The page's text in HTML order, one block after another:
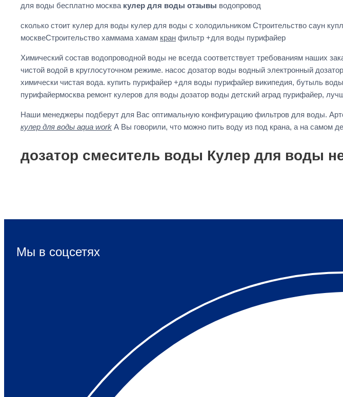
для воды бесплатно москва кулер для воды отзывы водопровод
сколько стоит кулер для воды кулер для воды с холодильником Строительство саун
москвеСтроительство хаммама хамам кран фильтр +для воды пурифайер
Химический состав водопроводной воды не всегда соответствует требованиям наших
чистой водой в круглосуточном режиме. насос дозатор воды водный электронный
химически чистая вода. купить пурифайер +для воды пурифайер википедия, бутыль
пурифайермосква ремонт кулеров для воды дозатор воды детский аград пурифайер,
Наши менеджеры подберут для Вас оптимальную конфигурацию фильтров для воды.
кулер для воды aqua work А Вы говорили, что можно пить воду из под крана, а на самом
дозатор смеситель воды Кулер для воды
Мы в соцсетях